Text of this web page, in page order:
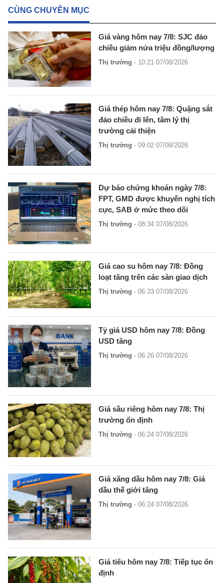
CÙNG CHUYÊN MỤC
Giá vàng hôm nay 7/8: SJC đảo
chiều giảm nửa triệu đồng/lượng
Thị trường - 10:21 07/08/2026
Giá thép hôm nay 7/8: Quặng sắt
đảo chiều đi lên, tâm lý thị
trường cải thiện
Thị trường - 09:02 07/08/2026
Dự báo chứng khoán ngày 7/8:
FPT, GMD được khuyến nghị tích
cực, SAB ở mức theo dõi
Thị trường - 08:34 07/08/2026
Giá cao su hôm nay 7/8: Đồng
loạt tăng trên các sàn giao dịch
Thị trường - 06:33 07/08/2026
Tỷ giá USD hôm nay 7/8: Đồng
USD tăng
Thị trường - 06:26 07/08/2026
Giá sầu riêng hôm nay 7/8: Thị
trường ổn định
Thị trường - 06:24 07/08/2026
Giá xăng dầu hôm nay 7/8: Giá
dầu thế giới tăng
Thị trường - 06:24 07/08/2026
Giá tiêu hôm nay 7/8: Tiếp tục ổn
định